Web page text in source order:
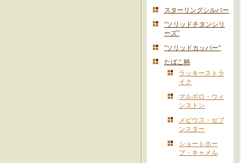
スターリングシルバー
"ソリッドチタンシリ
ーズ"
"ソリッドカッパー"
たばこ柄
ラッキーストラ
イク
マルボロ・ウィ
ンストン
メビウス・セブ
ンスター
ショートホー
プ・キャメル